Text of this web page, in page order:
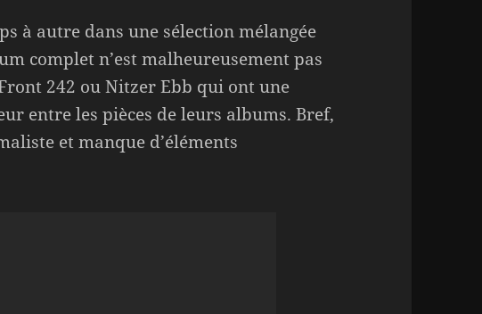
à autre dans une sélection mélangée
complet n’est malheureusement pas
242 ou Nitzer Ebb qui ont une
entre les pièces de leurs albums. Bref,
et manque d’éléments